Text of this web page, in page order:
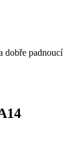
dobře padnoucí